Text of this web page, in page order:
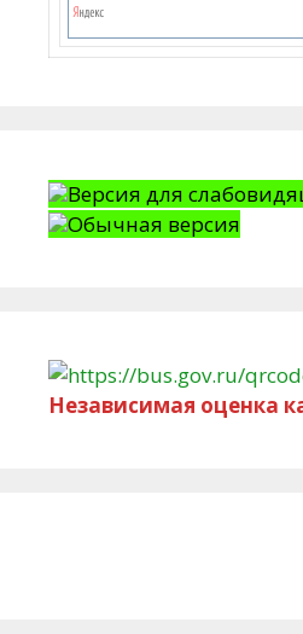
Версия для
Обычная версия
Независимая оценка